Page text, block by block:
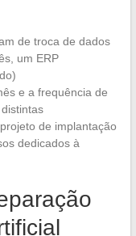
de troca de dados
um ERP
e a frequência de
de implantação
dedicados à